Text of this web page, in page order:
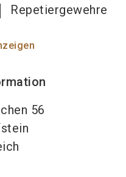
Repetiergewehre
56